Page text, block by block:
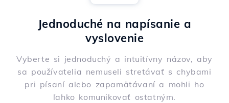
Jednoduché na napísanie a
vyslovenie
Vyberte si jednoduchý a intuitívny názov, aby
sa používatelia nemuseli stretávať s chybami
pri písaní alebo zapamätávaní a mohli ho
ľahko komunikovať ostatným.